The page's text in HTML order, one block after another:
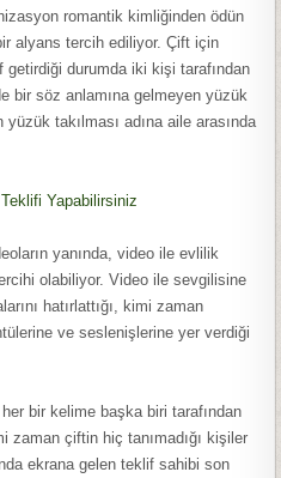
romantik kimliğinden ödün
alyans tercih ediliyor. Çift için
getirdiği durumda iki kişi tarafından
bir söz anlamına gelmeyen yüzük
takılması adına aile arasında
Yapabilirsiniz
yanında, video ile evlilik
olabiliyor. Video ile sevgilisine
hatırlattığı, kimi zaman
ve seslenişlerine yer verdiği
bir kelime başka biri tarafından
çiftin hiç tanımadığı kişiler
ekrana gelen teklif sahibi son